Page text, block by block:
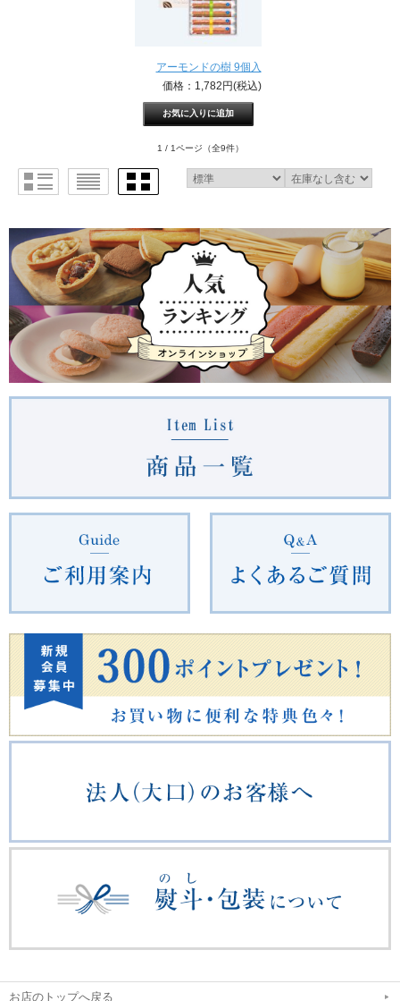
アーモンドの樹 9個入
価格：1,782円(税込)
1 / 1ページ （全9件）
お店のトップへ戻る